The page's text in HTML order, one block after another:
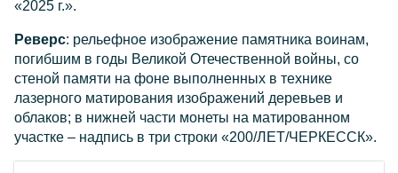
«2025 г.».
Реверс: рельефное изображение памятника воинам,
погибшим в годы Великой Отечественной войны, со
стеной памяти на фоне выполненных в технике
лазерного матирования изображений деревьев и
облаков; в нижней части монеты на матированном
участке – надпись в три строки «200/ЛЕТ/ЧЕРКЕССК».